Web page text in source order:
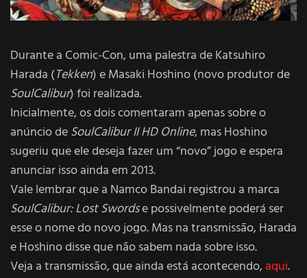
Durante a Comic-Con, uma palestra de Katsuhiro
Harada (Tekken) e Masaki Hoshino (novo produtor de
SoulCalibur) foi realizada.
Inicialmente, os dois comentaram apenas sobre o
anúncio deSoulCalibur II HD Online, mas Hoshino
sugeriu que ele deseja fazer um “novo” jogo e espera
anunciar isso ainda em 2013.
Vale lembrar que a Namco Bandai registrou a marca
SoulCalibur: Lost Swordse possivelmente poderá ser
esse o nome do novo jogo. Mas na transmissão, Harada
e Hoshino disse que não sabem nada sobre isso.
Veja a transmissão, que ainda está acontecendo,aqui.